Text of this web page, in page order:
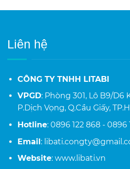
Liên hệ
CÔNG TY TNHH LITABI
VPGD: Phòng 301, Lô B9/D6
P.Dịch Vọng, Q.Cầu Giấy,
Hotline: 0896 122 868 - 0896
Email:
Website: www.libati.vn